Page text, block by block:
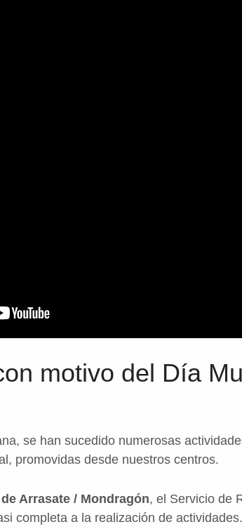
motivo del Día
se han sucedido numerosas
promovidas desde nuestros centros.
de Arrasate / Mondragón, el Servicio de
completa a la realización de